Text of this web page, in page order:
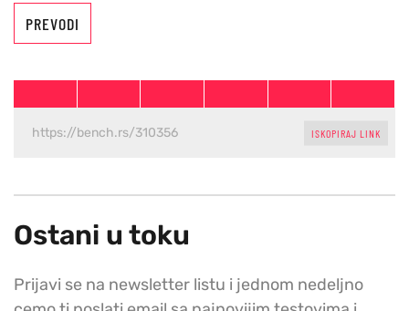
PREVODI
ISKOPIRAJ LINK
Ostani u toku
Prijavi se na newsletter listu i jednom nedeljno